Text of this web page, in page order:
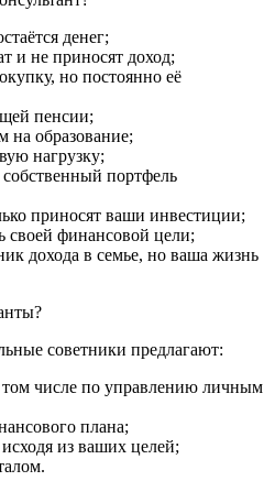
денег;
и не приносят доход;
но постоянно её
пенсии;
на образование;
нагрузку;
портфель
приносят ваши инвестиции;
своей финансовой цели;
дохода в семье, но ваша жизнь
советники предлагают:
числе по управлению личным
плана;
из ваших целей;